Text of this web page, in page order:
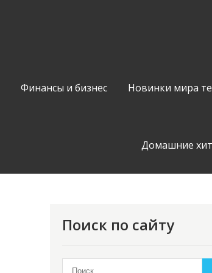
Финансы и бизнес Новинки мира
Домашние
Поиск по сайту